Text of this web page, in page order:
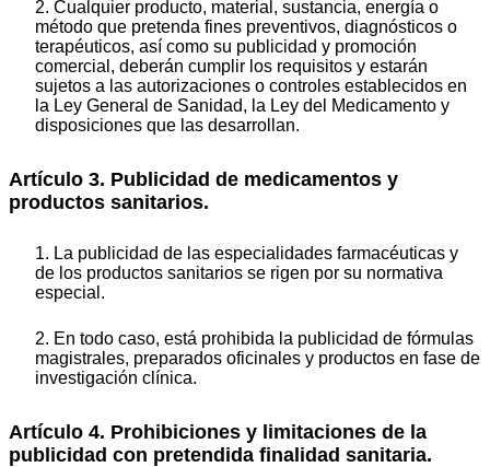
2. Cualquier producto, material, sustancia, energía o
método que pretenda fines preventivos, diagnósticos o
terapéuticos, así como su publicidad y promoción
comercial, deberán cumplir los requisitos y estarán
sujetos a las autorizaciones o controles establecidos en
la Ley General de Sanidad, la Ley del Medicamento y
disposiciones que las desarrollan.
Artículo 3. Publicidad de medicamentos y
productos sanitarios.
1. La publicidad de las especialidades farmacéuticas y
de los productos sanitarios se rigen por su normativa
especial.
2. En todo caso, está prohibida la publicidad de fórmulas
magistrales, preparados oficinales y productos en fase de
investigación clínica.
Artículo 4. Prohibiciones y limitaciones de la
publicidad con pretendida finalidad sanitaria.